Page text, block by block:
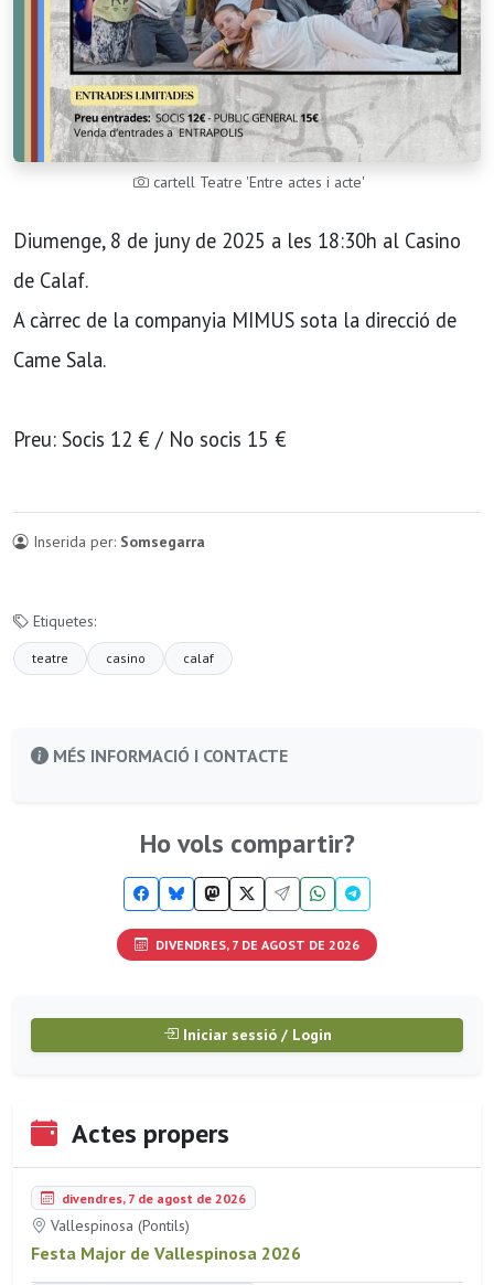
cartell Teatre 'Entre actes i acte'
Diumenge, 8 de juny de 2025 a les 18:30h al Casino
de Calaf.
A càrrec de la companyia MIMUS sota la direcció de
Came Sala.
Preu: Socis 12 € / No socis 15 €
Inserida per: Somsegarra
Etiquetes:
teatre casino calaf
MÉS INFORMACIÓ I CONTACTE
Ho vols compartir?
DIVENDRES, 7 DE AGOST DE 2026
Iniciar sessió / Login
Actes propers
divendres, 7 de agost de 2026
Vallespinosa (Pontils)
Festa Major de Vallespinosa 2026